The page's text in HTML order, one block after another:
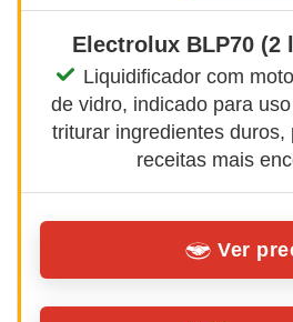
Electrolux BLP70 (2
Liquidificador com
de vidro, indicado para
triturar ingredientes duros,
receitas mais
Ver